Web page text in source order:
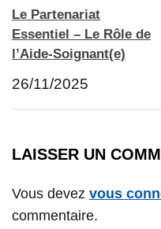
Le Partenariat
Essentiel – Le Rôle de
l’Aide-Soignant(e)
26/11/2025
LAISSER UN
Vous devez vous
commentaire.